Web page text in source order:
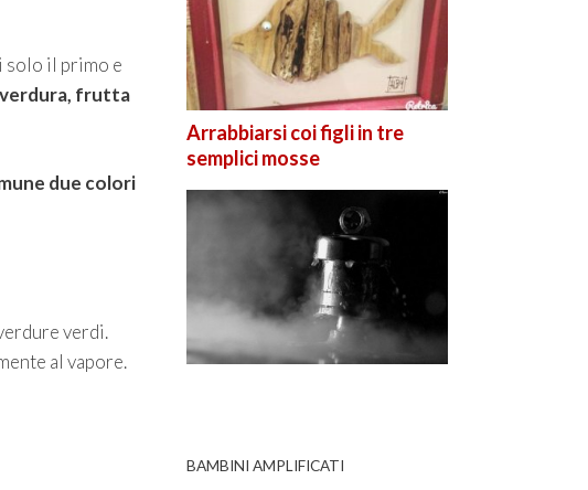
solo il primo e
frutta
due colori
verdi.
al vapore.
Arrabbiarsi coi figli in tre
semplici mosse
BAMBINI AMPLIFICATI